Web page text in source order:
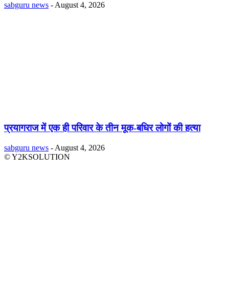
sabguru news - August 4, 2026
प्रयागराज में एक ही परिवार के तीन मूक-बधिर लोगों की हत्या
sabguru news - August 4, 2026
© Y2KSOLUTION